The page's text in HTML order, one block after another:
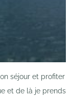
séjour et profiter
et de là je prends